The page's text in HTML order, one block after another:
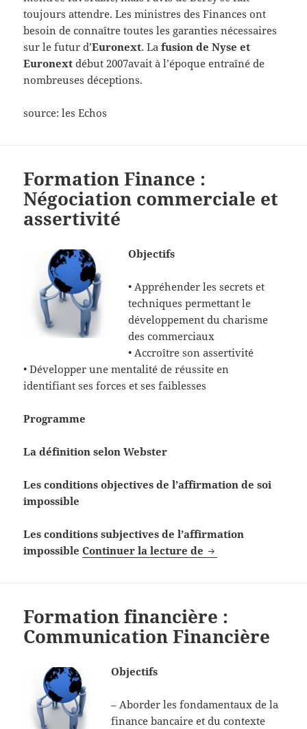
toujours attendre. Les ministres des Finances ont
besoin de connaître toutes les garanties nécessaires
sur le futur d’Euronext. Lafusion de Nyse et
Euronext début 2007avait à l’époque entraîné de
nombreuses déceptions.
source: les Echos
Formation Finance :
Négociation commerciale et
assertivité
Objectifs
• Appréhender les secrets et
techniques permettant le
développement du charisme
des commerciaux
• Accroître son assertivité
• Développer une mentalité de réussite en
identifiant ses forces et ses faiblesses
Programme
La définition selon Webster
Les conditions objectives de l’affirmation de soi
impossible
Les conditions subjectives de l’affirmation
impossibleContinuer la lecture de Formation
Formation financière :
Communication Financière
Objectifs
– Aborder les fondamentaux de la
finance bancaire et du contexte